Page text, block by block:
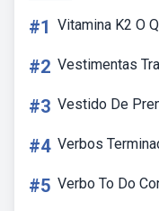
#1 Vitamina K2 O
#2 Vestimentas
#3 Vestido De
#4 Verbos
#5 Verbo To Do